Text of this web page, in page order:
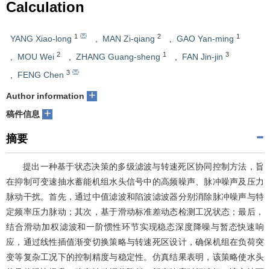
Calculation
YANG Xiao-long 1 MAN Zi-qiang 2 GAO Yan-ming 1
MOU Wei 2 ZHANG Guang-sheng 1 FAN Jin-jin 3
FENG Chen 3
Author information +
稿件信息 +
摘要
提出一种基于状态决策的多级滤波与转速死区协同控制方法，旨
在抑制可变速抽水蓄能机组水头信号中的高频噪声、脉冲噪声及压力
脉动干扰。首先，通过中值滤波和陷波滤波器分别消除脉冲噪声与特
定频率压力脉动；其次，基于滑动标准差动态检测工况状态；最后，
结合滑动加权滤波和一阶惯性环节实现稳态深度降噪与暂态快速响
应，通过线性插值渐变切换策略与转速死区设计，确保机组在负荷突
变等复杂工况下的控制精度与稳定性。仿真结果表明，该策略使水头